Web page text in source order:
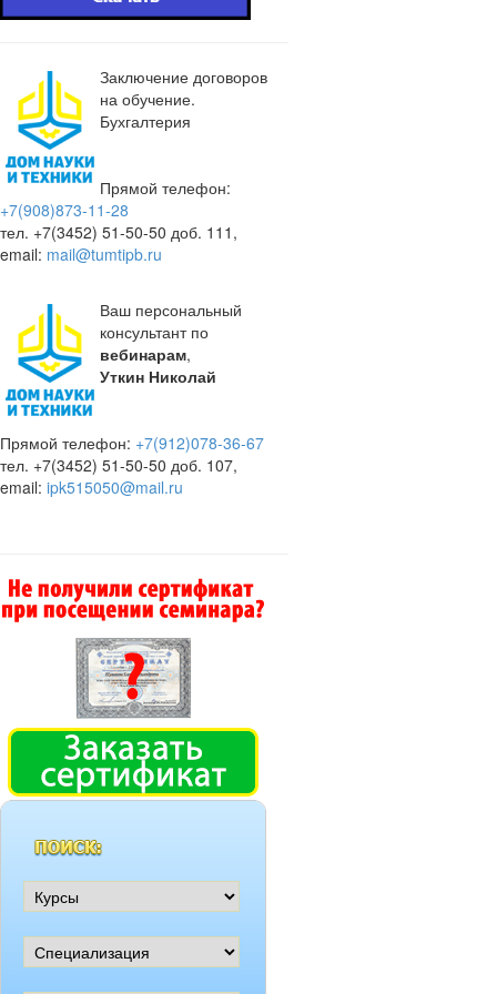
Заключение договоров
на обучение.
Бухгалтерия
Прямой телефон:
+7(908)873-11-28
тел. +7(3452) 51-50-50 доб. 111,
email: mail@tumtipb.ru
Ваш персональный
консультант по
вебинарам,
Уткин Николай
Прямой телефон: +7(912)078-36-67
тел. +7(3452) 51-50-50 доб. 107,
email: ipk515050@mail.ru